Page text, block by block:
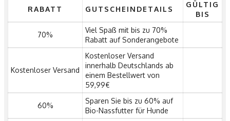
RABATT GUTSCHEINDETAILS
GÜLTIG
BIS
70%
Viel Spaß mit bis zu 70%
Rabatt auf Sonderangebote
Kostenloser Versand
Kostenloser Versand
innerhalb Deutschlands ab
einem Bestellwert von
59,99€
60%
Sparen Sie bis zu 60% auf
Bio-Nassfutter für Hunde